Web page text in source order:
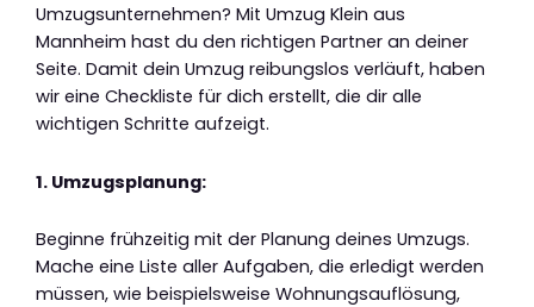
Umzugsunternehmen? Mit Umzug Klein aus
Mannheim hast du den richtigen Partner an deiner
Seite. Damit dein Umzug reibungslos verläuft, haben
wir eine Checkliste für dich erstellt, die dir alle
wichtigen Schritte aufzeigt.
1. Umzugsplanung:
Beginne frühzeitig mit der Planung deines Umzugs.
Mache eine Liste aller Aufgaben, die erledigt werden
müssen, wie beispielsweise Wohnungsauflösung,